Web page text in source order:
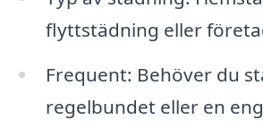
flyttstädning eller
Frequent: Behöver du
regelbundet eller en